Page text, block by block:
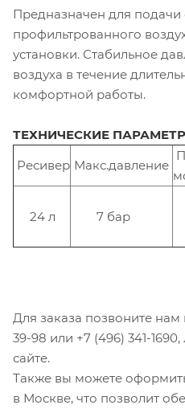
Предназначен для подачи
профильтрованного
установки. Стабильное
воздуха в течение
комфортной работы.
ТЕХНИЧЕСКИЕ
Ресивер Макс.давление
24 л 7 бар
Для заказа позвоните нам
39-98 или +7 (496) 341-
сайте.
Также вы можете
в Москве, что позволит